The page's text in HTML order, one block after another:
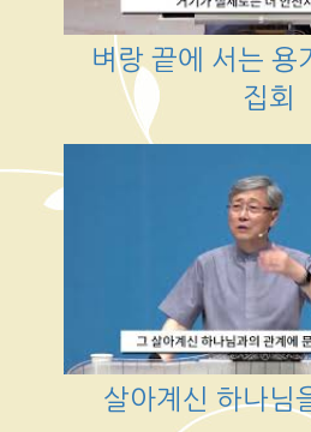
벼랑 끝에 서는 용
집회
살아계신 하나님